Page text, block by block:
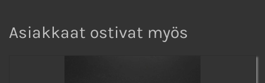
Asiakkaat ostivat myös